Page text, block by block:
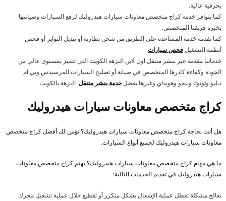
بحرفية عالية.
كما يتوافر خدمة كراج متخصص معاونات سيارات هيدروليك لرفع السيارات وصيانتها
بخبرة فريقنا المتخصص.
كما نقدمة خدمة المساعدة على الطريق من شحن بطارية أو تبديل التواير أو فحص
أنظمة التشغيلفحص سيارات.
خدماتنا مقدمة عبر بنشر متنقل اون لاين النزهة الكويت التي تتميز بمستوى عالي من
الجودة وكفاءة كادرها المتخصص في صيانة أو تصليح السيارات المرسيدس وبي ام
دبليو وتويوتا وبيجو وهونداي وغيرها بفضلخدمة بنشر متنقل النزهة بالكويت
كراج متخصص معاونات سيارات هيدروليك
هل أنت بحاجة كراج متخصص معاونات سيارات هيدروليك؟ نؤمن لك أفضل كراج متخصص
معاونات سيارات هيدروليك لجميع أنواع السيارات.
ما هي مهام كراج متخصص معاونات سيارات هيدروليك؟ يهتم كراج متخصص معاونات
سيارات هيدروليك في تقديم الخدمات التالية:
نعالج مشكلة تعطل عملية الإشعال بشكل متكرر أو تقطيع خلال عملية تشغيل محرك